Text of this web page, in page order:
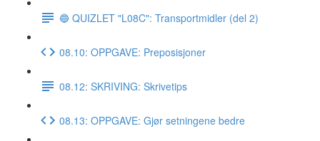
🔵 QUIZLET "L08C": Transportmidler (del 2)
08.10: OPPGAVE: Preposisjoner
08.12: SKRIVING: Skrivetips
08.13: OPPGAVE: Gjør setningene bedre